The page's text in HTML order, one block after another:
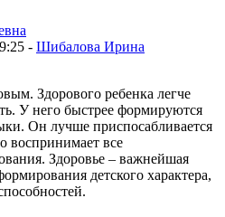
- Шибалова Ирина
Здорового ребенка легче
У него быстрее формируются
Он лучше приспосабливается
воспринимает все
Здоровье – важнейшая
детского характера,